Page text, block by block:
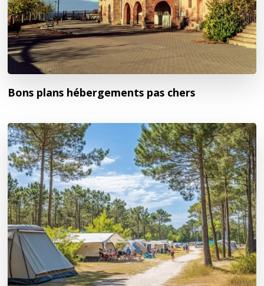
Bons plans hébergements pas chers